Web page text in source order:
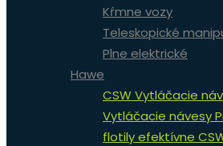
Kŕmne vozy
Teleskopické
Plne elektrické
Hawe
CSW Vytláčacie
Vytláčacie návesy
flotily efektívne